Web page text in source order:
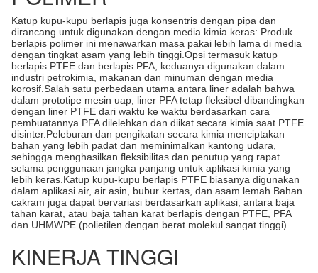
Katup kupu-kupu berlapis juga konsentris dengan pipa dan
dirancang untuk digunakan dengan media kimia keras: Produk
berlapis polimer ini menawarkan masa pakai lebih lama di media
dengan tingkat asam yang lebih tinggi.Opsi termasuk katup
berlapis PTFE dan berlapis PFA, keduanya digunakan dalam
industri petrokimia, makanan dan minuman dengan media
korosif.Salah satu perbedaan utama antara liner adalah bahwa
dalam prototipe mesin uap, liner PFA tetap fleksibel dibandingkan
dengan liner PTFE dari waktu ke waktu berdasarkan cara
pembuatannya.PFA dilelehkan dan diikat secara kimia saat PTFE
disinter.Peleburan dan pengikatan secara kimia menciptakan
bahan yang lebih padat dan meminimalkan kantong udara,
sehingga menghasilkan fleksibilitas dan penutup yang rapat
selama penggunaan jangka panjang untuk aplikasi kimia yang
lebih keras.Katup kupu-kupu berlapis PTFE biasanya digunakan
dalam aplikasi air, air asin, bubur kertas, dan asam lemah.Bahan
cakram juga dapat bervariasi berdasarkan aplikasi, antara baja
tahan karat, atau baja tahan karat berlapis dengan PTFE, PFA
dan UHMWPE (polietilen dengan berat molekul sangat tinggi).
KINERJA TINGGI